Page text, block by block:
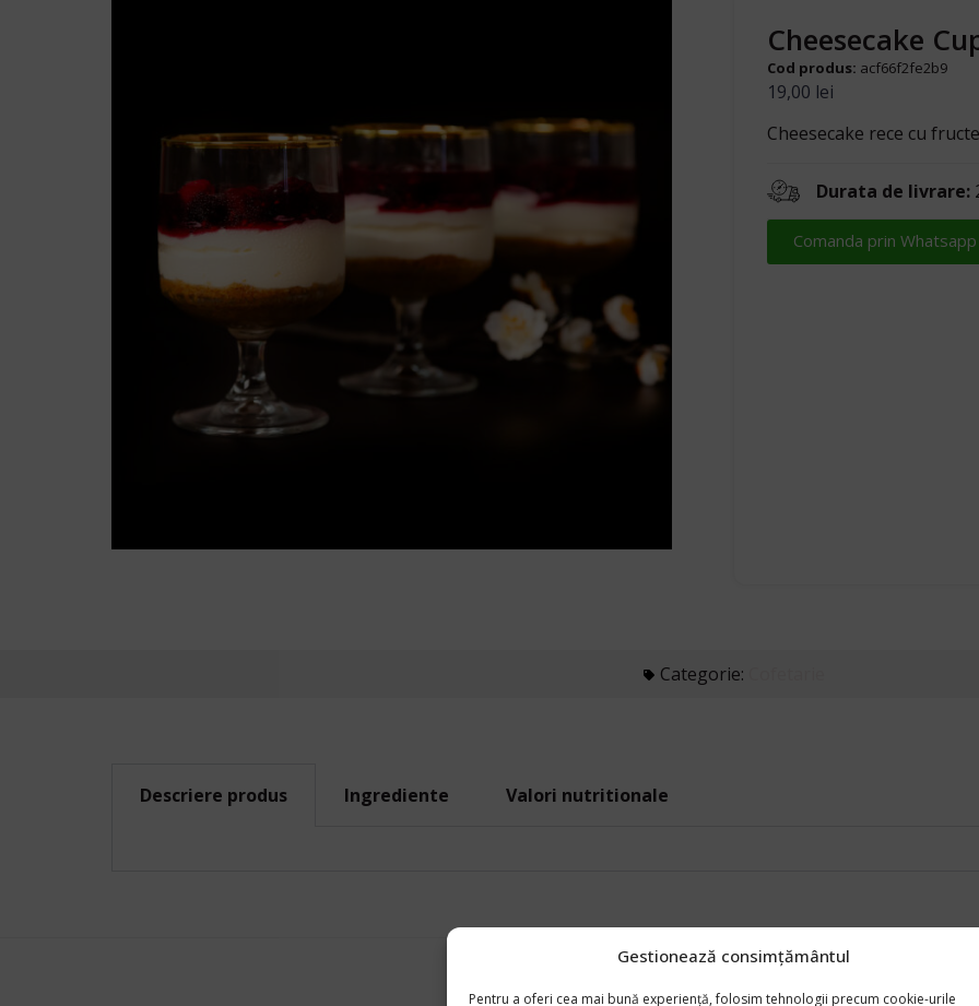
Gestionează consimțământul
Pentru a oferi cea mai bună experiență, folosim tehnologii precum cookie-urile
Cheesecake
Cod produs: acf66f2fe2b9
19,00 lei
Cheesecake rece cu
Durata de livrare:
Comanda prin Whatsapp
Categorie:
Descriere produs Ingrediente Valori nutritionale